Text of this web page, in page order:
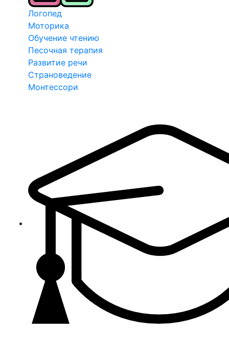
Логопед
Моторика
Обучение чтению
Песочная терапия
Развитие речи
Страноведение
Монтессори